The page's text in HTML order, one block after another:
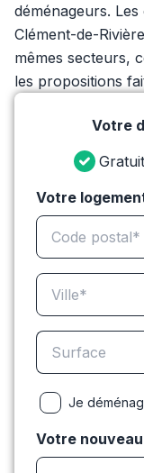
déménageurs.
Clément-de-
mêmes secteurs,
les propositions
Votre
Gratuit
Votre
Je
Votre